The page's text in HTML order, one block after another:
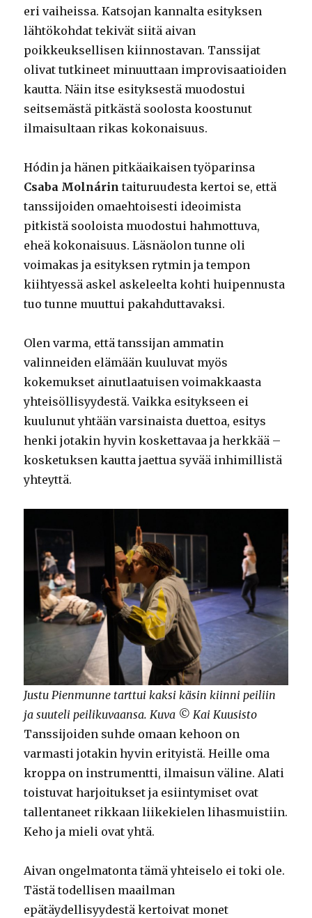
eri vaiheissa. Katsojan kannalta esityksen
lähtökohdat tekivät siitä aivan
poikkeuksellisen kiinnostavan. Tanssijat
olivat tutkineet minuuttaan improvisaatioiden
kautta. Näin itse esityksestä muodostui
seitsemästä pitkästä soolosta koostunut
ilmaisultaan rikas kokonaisuus.
Hódin ja hänen pitkäaikaisen työparinsa
Csaba Molnárin taituruudesta kertoi se, että
tanssijoiden omaehtoisesti ideoimista
pitkistä sooloista muodostui hahmottuva,
eheä kokonaisuus. Läsnäolon tunne oli
voimakas ja esityksen rytmin ja tempon
kiihtyessä askel askeleelta kohti huipennusta
tuo tunne muuttui pakahduttavaksi.
Olen varma, että tanssijan ammatin
valinneiden elämään kuuluvat myös
kokemukset ainutlaatuisen voimakkaasta
yhteisöllisyydestä. Vaikka esitykseen ei
kuulunut yhtään varsinaista duettoa, esitys
henki jotakin hyvin koskettavaa ja herkkää –
kosketuksen kautta jaettua syvää inhimillistä
yhteyttä.
Justu Pienmunne tarttui kaksi käsin kiinni peiliin
ja suuteli peilikuvaansa. Kuva © Kai Kuusisto
Tanssijoiden suhde omaan kehoon on
varmasti jotakin hyvin erityistä. Heille oma
kroppa on instrumentti, ilmaisun väline. Alati
toistuvat harjoitukset ja esiintymiset ovat
tallentaneet rikkaan liikekielen lihasmuistiin.
Keho ja mieli ovat yhtä.
Aivan ongelmatonta tämä yhteiselo ei toki ole.
Tästä todellisen maailman
epätäydellisyydestä kertoivat monet